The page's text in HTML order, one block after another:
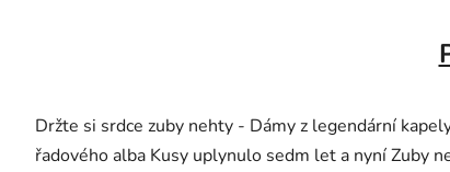
Držte si srdce zuby nehty - Dámy z legendární
řadového alba Kusy uplynulo sedm let a nyní Zuby